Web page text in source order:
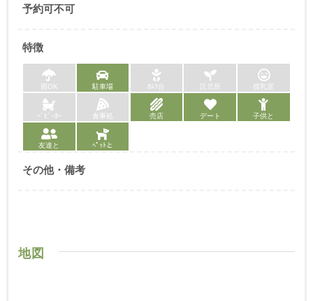
予約可不可
特徴
雨OK 駐車場 ｵﾑﾂ台 託児所 授乳室
ﾍﾞﾋﾞｰｶｰ 食事処 売店 デート 子供と
友達と ﾍﾟｯﾄと
その他・備考
地図